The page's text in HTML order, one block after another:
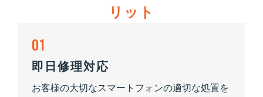
リット
01
即日修理対応
お客様の大切なスマートフォンの適切な処置を